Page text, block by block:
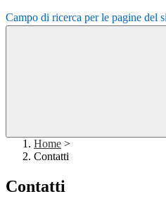
Campo di ricerca per le pagine del
Home >
Contatti
Contatti